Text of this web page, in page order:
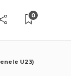
0
U23)